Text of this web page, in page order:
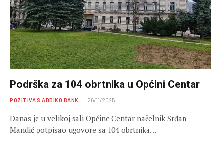
Podrška za 104 obrtnika u Općini Centar
POZITIVA S ADDIKO BANK 26/11/2025
Danas je u velikoj sali Općine Centar načelnik Srđan
Mandić potpisao ugovore sa 104 obrtnika…